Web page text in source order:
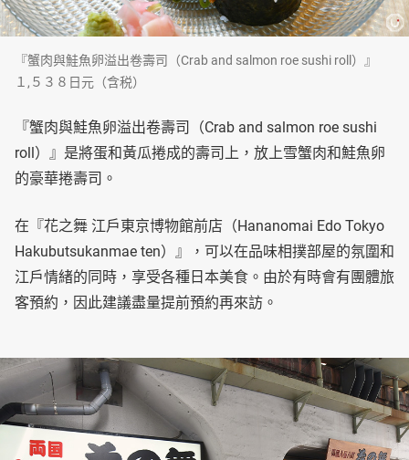
『蟹肉與鮭魚卵溢出卷壽司（Crab and salmon roe sushi roll）』
１,５３８日元（含税）
『蟹肉與鮭魚卵溢出卷壽司（Crab and salmon roe sushi
roll）』是將蛋和黃瓜捲成的壽司上，放上雪蟹肉和鮭魚卵
的豪華捲壽司。
在『花之舞 江戶東京博物館前店（Hananomai Edo Tokyo
Hakubutsukanmae ten）』，可以在品味相撲部屋的氛圍和
江戶情緒的同時，享受各種日本美食。由於有時會有團體旅
客預約，因此建議盡量提前預約再來訪。